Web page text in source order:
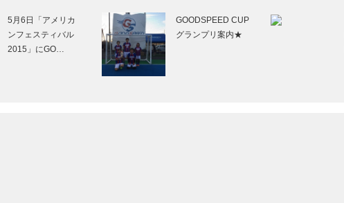
5月6日「アメリカ
ンフェスティバル
2015」にGO…
GOODSPEED CUP
グランプリ案内★